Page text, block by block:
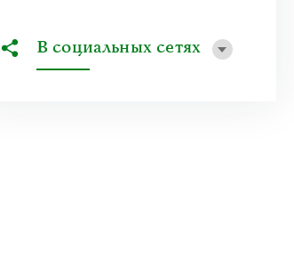
В социальных сетях